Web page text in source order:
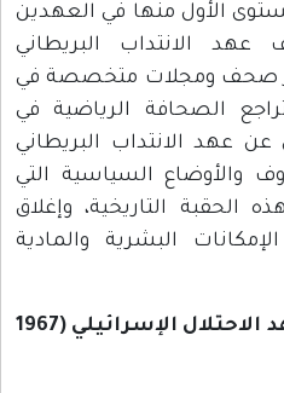
الأول منها في العهدين
الانتداب البريطاني
صحف ومجلات متخصصة في
الصحافة الرياضية في
عهد الانتداب البريطاني
والأوضاع السياسية التي
التاريخية، وإغلاق
البشرية والمادية
الصحافة الرياضية في عهد الاحتلال الإسرائيلي (1967